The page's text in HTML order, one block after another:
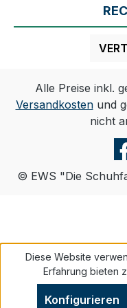
Alle Preise inkl.
Versandkostenund
nicht
© EWS "Die
Diese Website
Erfahrung bieten
Konfigurieren